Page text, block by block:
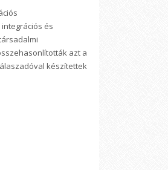
és
azt a
készítettek